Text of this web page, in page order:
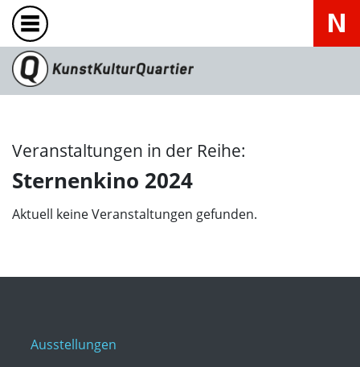
Veranstaltungen in der Reihe:
Sternenkino 2024
Aktuell keine Veranstaltungen gefunden.
Ausstellungen